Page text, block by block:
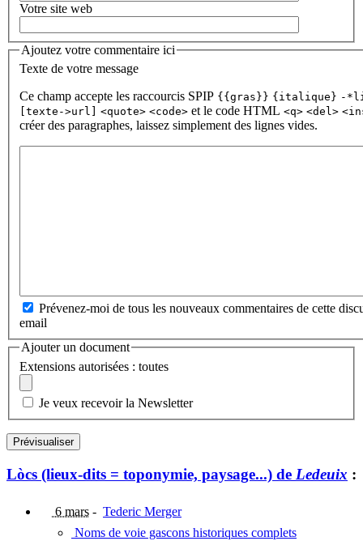
Votre site web
Ajoutez votre commentaire ici
Texte de votre message
Ce champ accepte les raccourcis SPIP {{gras}} {italique} -
[texte->url]
<quote> <code> et le code HTML <q> <del>
créer des paragraphes, laissez simplement des lignes vides.
Prévenez-moi de tous les nouveaux commentaires de cette
email
Ajouter un document
Extensions autorisées : toutes
Je veux recevoir la Newsletter
Lòcs (lieux-dits = toponymie, paysage...) de Ledeuix :
6 mars - Tederic Merger
Noms de voie gascons historiques complets